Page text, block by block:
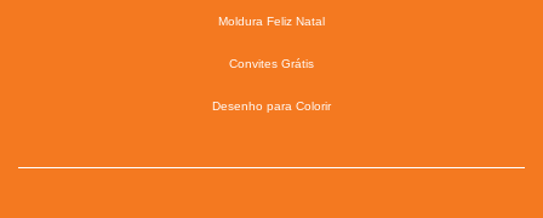
Moldura Feliz Natal
Convites Grátis
Desenho para Colorir